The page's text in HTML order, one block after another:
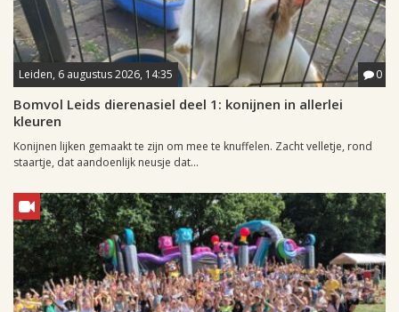
Leiden, 6 augustus 2026, 14:35 0
Bomvol Leids dierenasiel deel 1: konijnen in allerlei
kleuren
Konijnen lijken gemaakt te zijn om mee te knuffelen. Zacht velletje, rond
staartje, dat aandoenlijk neusje dat...